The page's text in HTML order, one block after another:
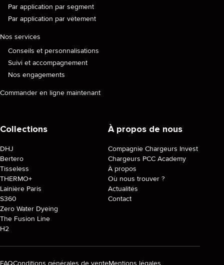
Par application par segment
Par application par vêtement
Nos services
Conseils et personnalisations
Suivi et accompagnement
Nos engagements
Commander en ligne maintenant
Collections
DHJ
Bertero
Tisseless
THERMO+
Lainière Paris
S360
Zero Water Dyeing
The Fusion Line
H2
À propos de nous
Compagnie Chargeurs Invest
Chargeurs PCC Academy
À propos
Où nous trouver ?
Actualités
Contact
FAQConditions générales de venteMentions légales